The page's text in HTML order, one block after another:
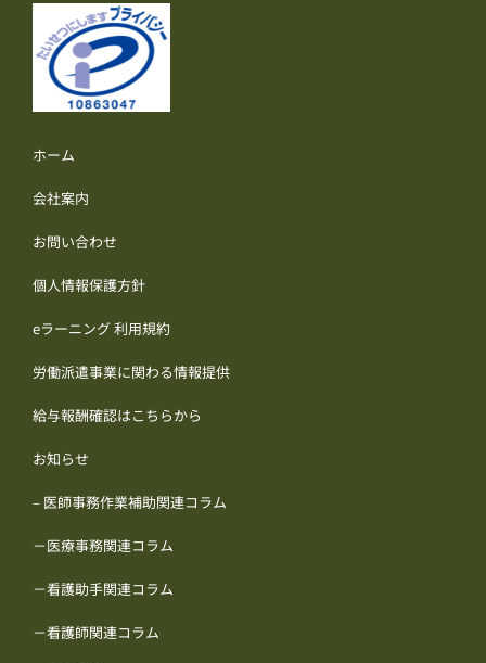
ホーム
会社案内
お問い合わせ
個人情報保護方針
eラーニング 利用規約
労働派遣事業に関わる情報提供
給与報酬確認はこちらから
お知らせ
– 医師事務作業補助関連コラム
－医療事務関連コラム
－看護助手関連コラム
－看護師関連コラム